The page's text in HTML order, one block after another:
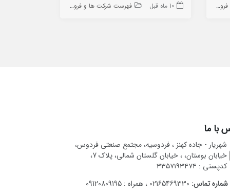
ها 10 ماه قبل فهرست شرکت ها و فروشگاه ها
با ما
شهریار - جاده کهنز ، فردوسیه، مجتمع صنعتی فردوس،
خیابان بوستان، ، خیابان گلستان شمالی، پلاک 7،
کدپستی : ۳۳۵۷۱۹۳۴۷۴
شماره تماس: 02165469330 ، همراه : 09120809195